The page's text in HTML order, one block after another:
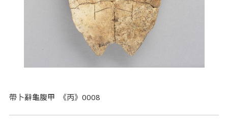
帶卜辭龜腹甲 《丙》0008